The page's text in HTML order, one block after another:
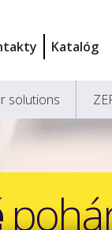
Katalóg
solutions